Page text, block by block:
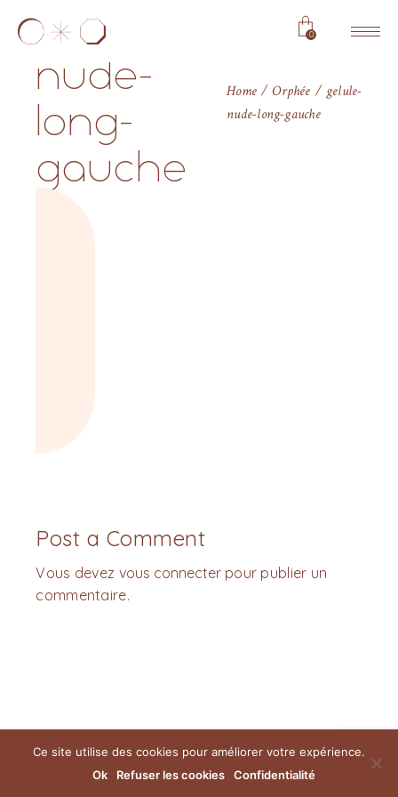
0
gelule-
nude-
long-
gauche
Home Orphée
gelule-
nude-long-gauche
Post a Comment
Vous devez vous connecterpour publier un
commentaire.
Ce site utilise des cookies pour améliorer votre expérience.
Ok
Refuser les cookies Confidentialité